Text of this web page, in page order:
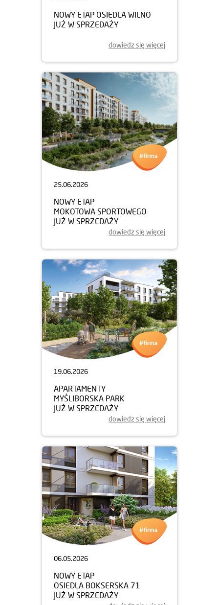
NOWY ETAP OSIEDLA WILNO
JUŻ W SPRZEDAŻY
dowiedz się więcej
25.06.2026
NOWY ETAP
MOKOTOWA SPORTOWEGO
JUŻ W SPRZEDAŻY
dowiedz się więcej
19.06.2026
APARTAMENTY
MYŚLIBORSKA PARK
JUŻ W SPRZEDAŻY
dowiedz się więcej
06.05.2026
NOWY ETAP
OSIEDLA BOKSERSKA 71
JUŻ W SPRZEDAŻY